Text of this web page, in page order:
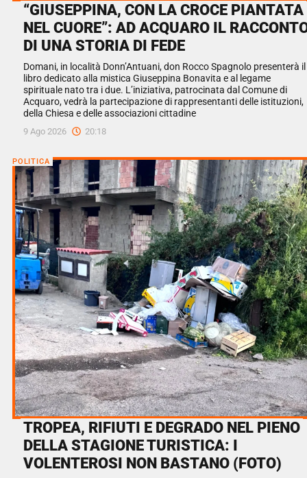
“GIUSEPPINA, CON LA CROCE PIANTATA
NEL CUORE”: AD ACQUARO IL
DI UNA STORIA DI FEDE
Domani, in località Donn’Antuani, don Rocco Spagnolo presenterà il
libro dedicato alla mistica Giuseppina Bonavita e al legame
spirituale nato tra i due. L’iniziativa, patrocinata dal Comune di
Acquaro, vedrà la partecipazione di rappresentanti delle istituzioni,
della Chiesa e delle associazioni cittadine
9 Ago 2026 20:18
POLITICA
TROPEA, RIFIUTI E DEGRADO NEL PIENO
DELLA STAGIONE TURISTICA: I
VOLENTEROSI NON BASTANO (FOTO)